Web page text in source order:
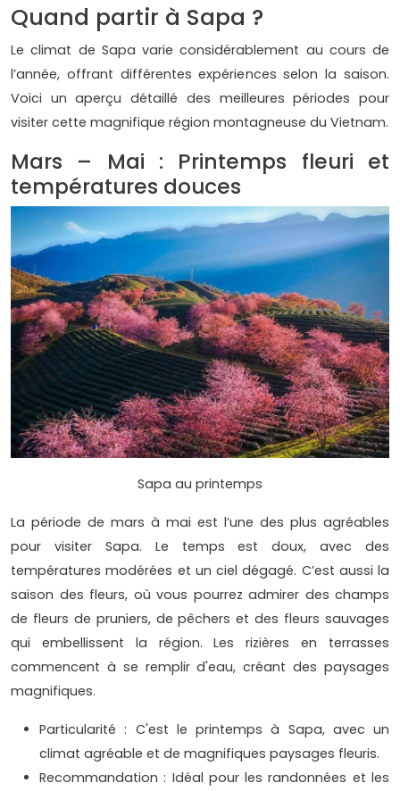
Quand partir à Sapa ?
Le climat de Sapa varie considérablement au cours de
l’année, offrant différentes expériences selon la saison.
Voici un aperçu détaillé des meilleures périodes pour
visiter cette magnifique région montagneuse du Vietnam.
Mars – Mai : Printemps fleuri et
températures douces
Sapa au printemps
La période de mars à mai est l’une des plus agréables
pour visiter Sapa. Le temps est doux, avec des
températures modérées et un ciel dégagé. C’est aussi la
saison des fleurs, où vous pourrez admirer des champs
de fleurs de pruniers, de pêchers et des fleurs sauvages
qui embellissent la région. Les rizières en terrasses
commencent à se remplir d'eau, créant des paysages
magnifiques.
Particularité : C'est le printemps à Sapa, avec un
climat agréable et de magnifiques paysages fleuris.
Recommandation : Idéal pour les randonnées et les